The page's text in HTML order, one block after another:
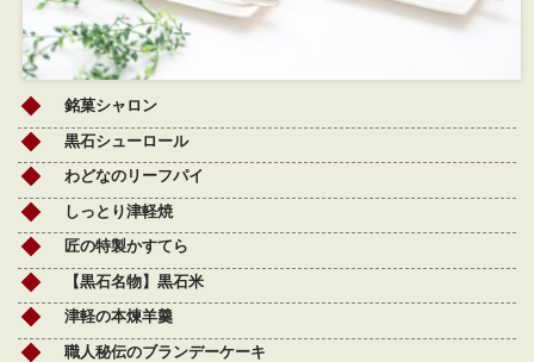
銘菓シャロン
黒石シューロール
わどなのリーフパイ
しっとり津軽焼
匠の特製かすてら
【黒石名物】黒石米
津軽の本煉羊羹
職人秘伝のブランデーケーキ